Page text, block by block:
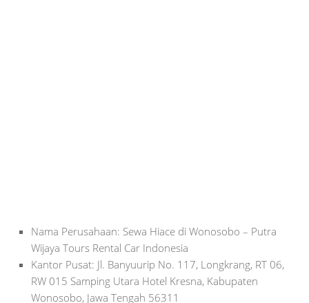
Nama Perusahaan: Sewa Hiace di Wonosobo – Putra
Wijaya Tours Rental Car Indonesia
Kantor Pusat: Jl. Banyuurip No. 117, Longkrang, RT 06,
RW 015 Samping Utara Hotel Kresna, Kabupaten
Wonosobo, Jawa Tengah 56311